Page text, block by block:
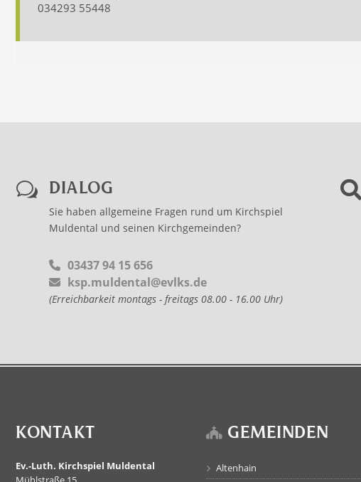
034293 55448
w DIALOG
Sie haben allgemeine Fragen rund um Kirchspiel
Muldental und seinen Kirchgemeinden?
03437 94 15 656
ksp.muldental@evlks.de
(Erreichbarkeit montags - freitags 08.00 - 16.00 Uhr)

KONTAKT
Ev.-Luth. Kirchspiel Muldental
GEMEINDEN
Altenhain